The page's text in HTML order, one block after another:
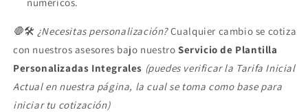
🛑🛠️ ¿Necesitas personalización?Cualquier cambio se cotiza
con nuestros asesores bajo nuestroServicio de Plantilla
Personalizadas Integrales (puedes verificar la Tarifa Inicial
Actual en nuestra página, la cual se toma como base para
iniciar tu cotización)